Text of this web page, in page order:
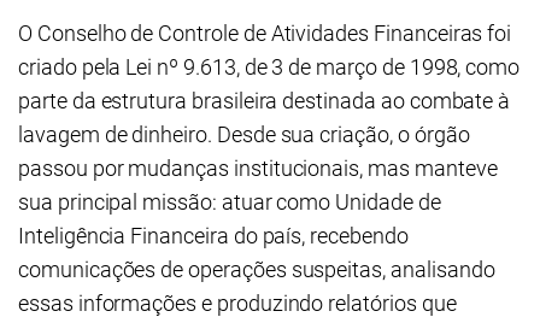
O Conselho de Controle de Atividades Financeiras foi
criado pela Lei nº 9.613, de 3 de março de 1998, como
parte da estrutura brasileira destinada ao combate à
lavagem de dinheiro. Desde sua criação, o órgão
passou por mudanças institucionais, mas manteve
sua principal missão: atuar como Unidade de
Inteligência Financeira do país, recebendo
comunicações de operações suspeitas, analisando
essas informações e produzindo relatórios que